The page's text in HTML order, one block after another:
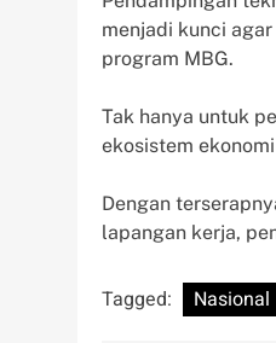
menjadi kunci
program MBG.
Tak hanya untuk
ekosistem
Dengan
lapangan kerja,
Tagged: Nasional